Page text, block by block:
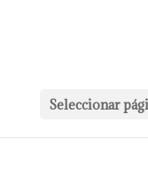
Seleccionar